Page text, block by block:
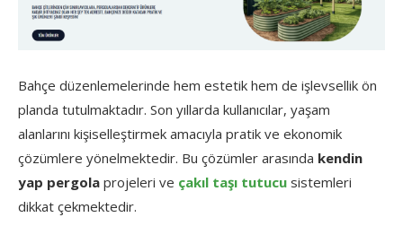
Bahçe düzenlemelerinde hem estetik hem de işlevsellik ön
planda tutulmaktadır. Son yıllarda kullanıcılar, yaşam
alanlarını kişiselleştirmek amacıyla pratik ve ekonomik
çözümlere yönelmektedir. Bu çözümler arasında kendin
yap pergola projeleri ve çakıl taşı tutucu sistemleri
dikkat çekmektedir.